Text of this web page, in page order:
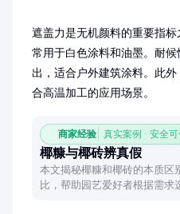
遮盖力是无机颜料的重要指标
常用于白色涂料和油墨。耐
出，适合户外建筑涂料。此
合高温加工的应用场景。
商家经验 真实案例 · 安全
椰糠与椰砖辨真假
本文揭秘椰糠和椰砖的本质区
比，帮助园艺爱好者根据需求